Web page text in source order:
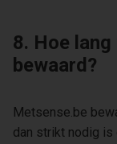
8. Hoe
bewaard?
Metsense.be
dan strikt nodig is